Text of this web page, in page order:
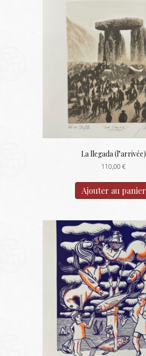
La llegada (l’arrivée)
110,00 €
Ajouter au panier